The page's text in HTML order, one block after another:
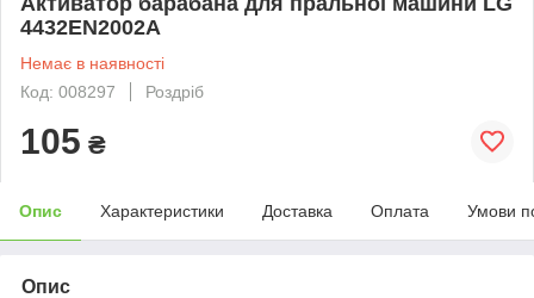
4432EN2002A
Немає в наявності
Код: 008297
Роздріб
105 ₴
Опис Характеристики Доставка Оплата Умови
Опис